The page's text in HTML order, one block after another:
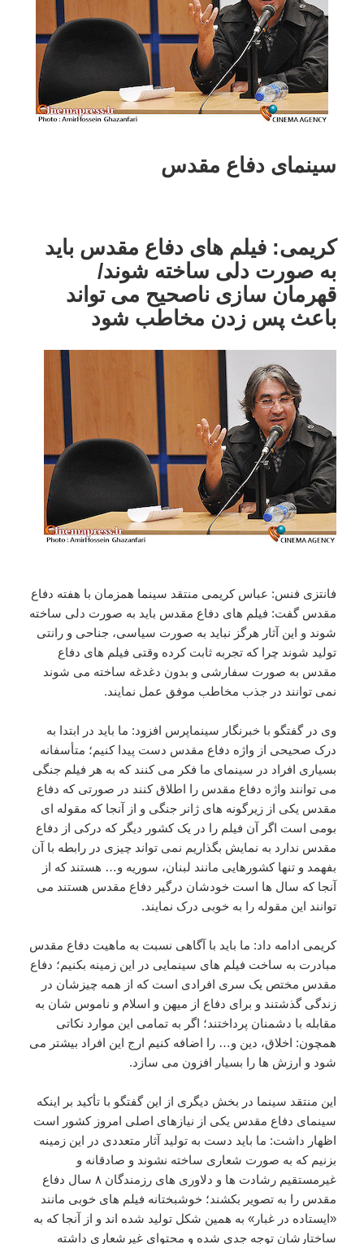
سینمای دفاع مقدس
کریمی: فیلم های دفاع مقدس باید
به صورت دلی ساخته شوند/
قهرمان سازی ناصحیح می تواند
باعث پس زدن مخاطب شود
فانتزی فنس: عباس کریمی منتقد سینما همزمان با هفته دفاع
مقدس گفت: فیلم های دفاع مقدس باید به صورت دلی ساخته
شوند و این آثار هرگز نباید به صورت سیاسی، جناحی و رانتی
تولید شوند چرا که تجربه ثابت کرده وقتی فیلم های دفاع
مقدس به صورت سفارشی و بدون دغدغه ساخته می شوند
نمی توانند در جذب مخاطب موفق عمل نمایند.
وی در گفتگو با خبرنگار سینماپرس افزود: ما باید در ابتدا به
درک صحیحی از واژه دفاع مقدس دست پیدا کنیم؛ متأسفانه
بسیاری افراد در سینمای ما فکر می کنند که به هر فیلم جنگی
می توانند واژه دفاع مقدس را اطلاق کنند در صورتی که دفاع
مقدس یکی از زیرگونه های ژانر جنگی و از آنجا که مقوله ای
بومی است اگر آن فیلم را در یک کشور دیگر که درکی از دفاع
مقدس ندارد به نمایش بگذاریم نمی تواند چیزی در رابطه با آن
بفهمد و تنها کشورهایی مانند لبنان، سوریه و… هستند که از
آنجا که سال ها است خودشان درگیر دفاع مقدس هستند می
توانند این مقوله را به خوبی درک نمایند.
کریمی ادامه داد: ما باید با آگاهی نسبت به ماهیت دفاع مقدس
مبادرت به ساخت فیلم های سینمایی در این زمینه بکنیم؛ دفاع
مقدس مختص یک سری افرادی است که از همه چیزشان در
زندگی گذشتند و برای دفاع از میهن و اسلام و ناموس شان به
مقابله با دشمنان پرداختند؛ اگر به تمامی این موارد نکاتی
همچون: اخلاق، دین و… را اضافه کنیم ارج این افراد بیشتر می
شود و ارزش ها را بسیار افزون می سازد.
این منتقد سینما در بخش دیگری از این گفتگو با تأکید بر اینکه
سینمای دفاع مقدس یکی از نیازهای اصلی امروز کشور است
اظهار داشت: ما باید دست به تولید آثار متعددی در این زمینه
بزنیم که به صورت شعاری ساخته نشوند و صادقانه و
غیرمستقیم رشادت ها و دلاوری های رزمندگان ۸ سال دفاع
مقدس را به تصویر بکشند؛ خوشبختانه فیلم های خوبی مانند
«ایستاده در غبار» به همین شکل تولید شده اند و از آنجا که به
ساختارشان توجه جدی شده و محتوای غیرشعاری داشته